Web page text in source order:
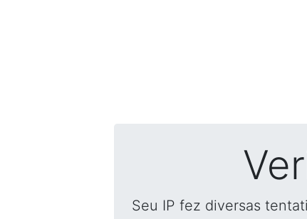
Seu IP fez diversas